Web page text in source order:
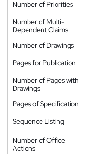
Number of Priorities
Number of Multi-
Dependent Claims
Number of Drawings
Pages for Publication
Number of Pages with
Drawings
Pages of Specification
Sequence Listing
Number of Office
Actions